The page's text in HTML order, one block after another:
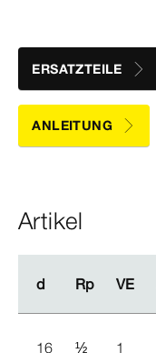
ERSATZTEILE
ANLEITUNG
Artikel
d Rp VE
d Rp VE
16 ½ 1